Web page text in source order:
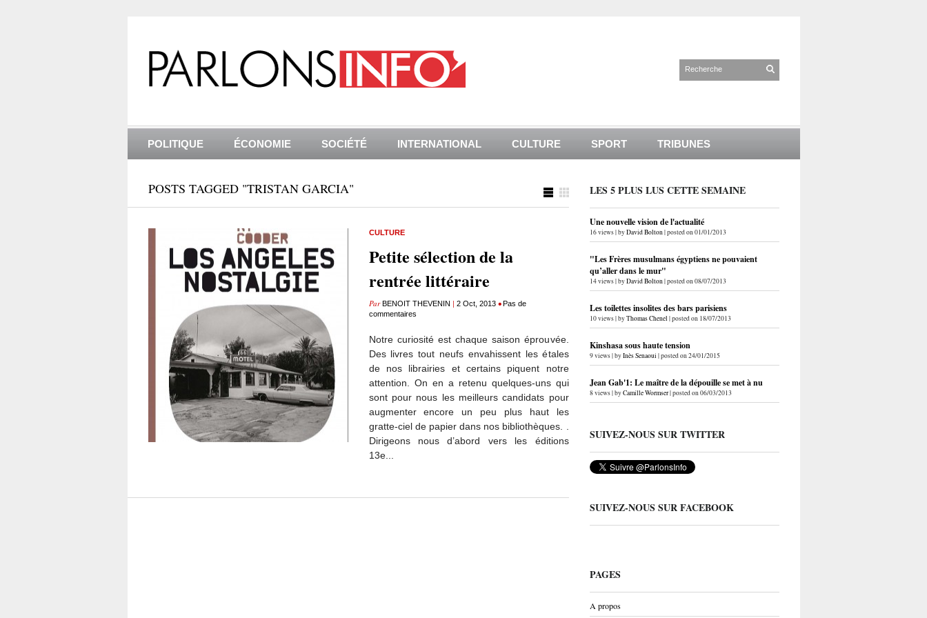
POLITIQUE ÉCONOMIE SOCIÉTÉ INTERNATIONAL CULTURE SPORT TRIBUNES
POSTS TAGGED "TRISTAN GARCIA"
CULTURE
Petite sélection de la
rentrée littéraire
ParBENOIT THEVENIN | 2 Oct, 2013 •Pas de
commentaires
Notre curiosité est chaque saison éprouvée.
Des livres tout neufs envahissent les étales
de nos librairies et certains piquent notre
attention. On en a retenu quelques-uns qui
sont pour nous les meilleurs candidats pour
augmenter encore un peu plus haut les
gratte-ciel de papier dans nos bibliothèques. .
Dirigeons nous d’abord vers les éditions
13e...
LES 5 PLUS LUS CETTE SEMAINE
Une nouvelle vision de l'actualité
16 views|byDavid Bolton|posted on 01/01/2013
"Les Frères musulmans égyptiens ne pouvaient
qu’aller dans le mur"
14 views|byDavid Bolton|posted on 08/07/2013
Les toilettes insolites des bars parisiens
10 views|byThomas Chenel |posted on 18/07/2013
Kinshasa sous haute tension
9 views|byInès Senaoui |posted on 24/01/2015
Jean Gab'1: Le maître de la dépouille se met à nu
8 views|byCamille Wormser|posted on 06/03/2013
SUIVEZ-NOUS SUR TWITTER
SUIVEZ-NOUS SUR FACEBOOK
PAGES
A propos